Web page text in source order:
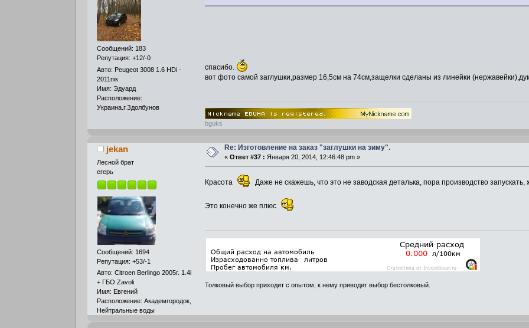
Сообщений: 183
Репутация: +12/-0
Авто: Peugeot 3008 1.6 HDi -
2011пік
Имя: Эдуард
Расположение:
Украина.г.Здолбунов
спасибо.
вот фото самой заглушки,размер 16,5см на 74см,защелки сделаны из линейки
bguks
jekan
Лесной брат
егерь
Сообщений: 1694
Репутация: +53/-1
Авто: Citroen Berlingo 2005г. 1.4i
+ ГБО Zavoli
Имя: Евгений
Расположение: Академгородок,
Нейтральные воды
Re: Изготовление на заказ "заглушки на зиму".
« Ответ #37 : Января 20, 2014, 12:46:48 pm »
Красота Даже не скажешь, что это не заводская деталька, пора производство
Это конечно же плюс
Толковый выбор приходит с опытом, к нему приводит выбор бестолковый.